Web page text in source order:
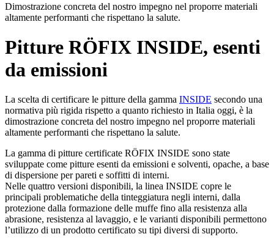
Dimostrazione concreta del nostro impegno nel proporre materiali
altamente performanti che rispettano la salute.
Pitture RÖFIX INSIDE, esenti
da emissioni
La scelta di certificare le pitture della gamma INSIDE secondo una
normativa più rigida rispetto a quanto richiesto in Italia oggi, è la
dimostrazione concreta del nostro impegno nel proporre materiali
altamente performanti che rispettano la salute.
La gamma di pitture certificate RÖFIX INSIDE sono state
sviluppate come pitture esenti da emissioni e solventi, opache, a base
di dispersione per pareti e soffitti di interni.
Nelle quattro versioni disponibili, la linea INSIDE copre le
principali problematiche della tinteggiatura negli interni, dalla
protezione dalla formazione delle muffe fino alla resistenza alla
abrasione, resistenza al lavaggio, e le varianti disponibili permettono
l’utilizzo di un prodotto certificato su tipi diversi di supporto.